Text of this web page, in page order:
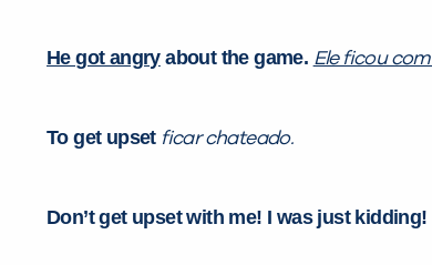
He got angryabout the game. Ele ficou
To get upset ficar chateado.
Don’t get upset with me! I was just kidding!